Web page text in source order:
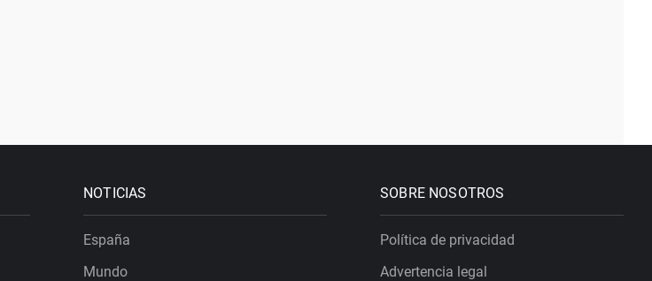
NOTICIAS
España
Mundo
SOBRE NOSOTROS
Política de privacidad
Advertencia legal